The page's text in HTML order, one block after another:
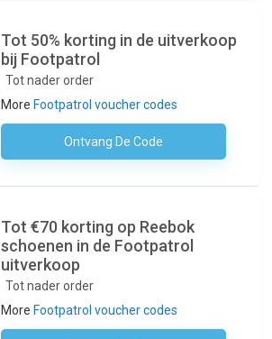
Tot 50% korting in de uitverkoop
bij Footpatrol
Tot nader order
More Footpatrol voucher codes
Ontvang De CodeGeen Code Nodig
Tot €70 korting op Reebok
schoenen in de Footpatrol
uitverkoop
Tot nader order
More Footpatrol voucher codes